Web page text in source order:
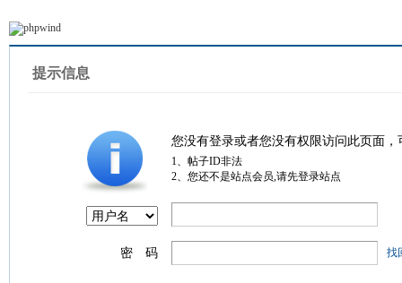
提示信息
您没有登录或者您没有权限访问此页面
1、帖子ID非法
2、您还不是站点会员,请先登录站点
密 码 找